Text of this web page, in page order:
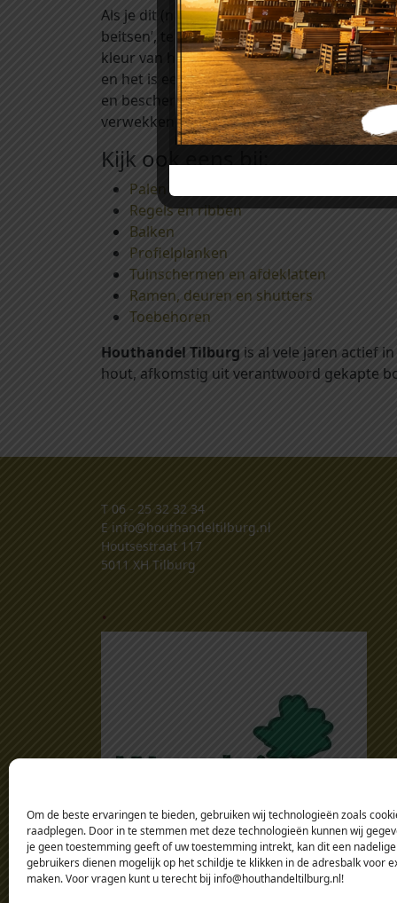
Om de beste ervaringen te bieden, gebruiken wij technologieën zoals
raadplegen. Door in te stemmen met deze technologieën kunnen wij
je geen toestemming geeft of uw toestemming intrekt, kan dit een
gebruikers dienen mogelijk op het schildje te klikken in de adresbalk
maken. Voor vragen kunt u terecht bij info@houthandeltilburg.nl!
Als je dit (natuurlijke) proces van
beitsen’, te vinden onder het kopje
kleur van het hout). Het gebruik van deze
en het is een decoratieve bescherming
en beschermen uw mooie hout tegen uv-
verwekkende schimmels voorkomt. Het
Kijk ook eens bij:
Palen
Regels en ribben
Balken
Profielplanken
Tuinschermen en afdeklatten
Ramen, deuren en shutters
Toebehoren
Houthandel Tilburg is al vele jaren actief
hout, afkomstig uit verantwoord gekapte
T 06 - 25 32 32 34
E info@houthandeltilburg.nl
Houtsestraat 117
5011 XH Tilburg
.